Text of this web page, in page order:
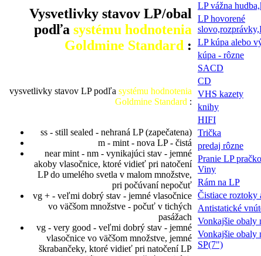
Vysvetlivky stavov LP/obal
podľa systému hodnotenia
Goldmine Standard :
vysvetlivky stavov LP podľa systému hodnotenia
Goldmine Standard :
ss - still sealed - nehraná LP (zapečatena)
m - mint - nova LP - čistá
near mint - nm - vynikajúci stav - jemné
akoby vlasočnice, ktoré vidieť pri natočení
LP do umelého svetla v malom množstve,
pri počúvaní nepočuť
vg + - veľmi dobrý stav - jemné vlasočnice
vo väčšom množstve - počuť v tichých
pasážach
vg - very good - veľmi dobrý stav - jemné
vlasočnice vo väčšom množstve, jemné
škrabančeky, ktoré vidieť pri natočení LP
LP vážna
LP hovorené
LP kúpa alebo
kúpa - rôzne
SACD
CD
VHS kazety
knihy
HIFI
Trička
predaj rôzne
Pranie LP
Viny
Rám na LP
Čistiace roztoky
Antistatické
Vonkajšie obaly
Vonkajšie obaly
SP(7")